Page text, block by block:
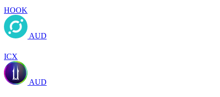
HOOK
AUD
ICX
AUD